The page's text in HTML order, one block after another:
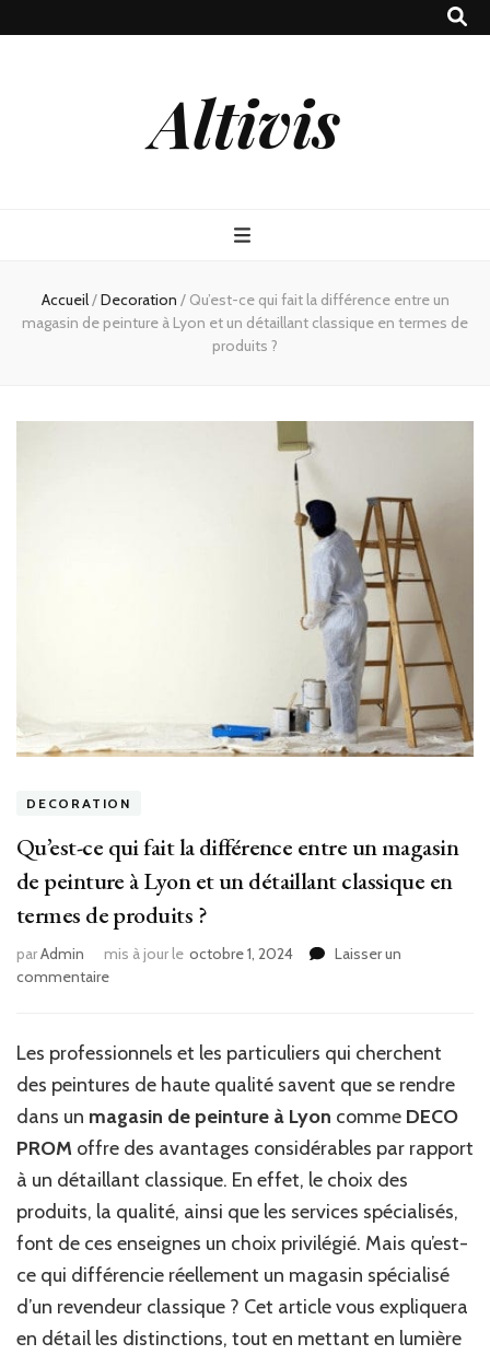
Altivis
Accueil/Decoration / Qu’est-ce qui fait la différence entre un
magasin de peinture à Lyon et un détaillant classique en termes de
produits ?
DECORATION
Qu’est-ce qui fait la différence entre un magasin
de peinture à Lyon et un détaillant classique en
termes de produits ?
parAdmin mis à jour le octobre 1, 2024
Laisser un
commentairesur
qui
la
différence
entre
un
magasin
de
peinture
à
Lyon
et
un
détaillant
Les professionnels et les particuliers qui cherchent
des peintures de haute qualité savent que se rendre
dans un magasin de peinture à Lyon comme DECO
PROM offre des avantages considérables par rapport
à un détaillant classique. En effet, le choix des
produits, la qualité, ainsi que les services spécialisés,
font de ces enseignes un choix privilégié. Mais qu’est-
ce qui différencie réellement un magasin spécialisé
d’un revendeur classique ? Cet article vous expliquera
en détail les distinctions, tout en mettant en lumière